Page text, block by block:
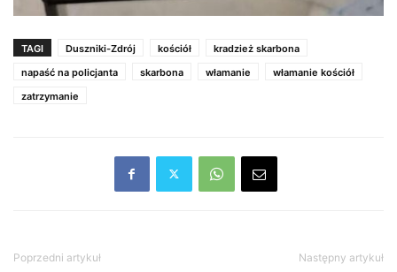
TAGI Duszniki-Zdrój kościół
kradzież skarbona
napaść na policjanta
skarbona włamanie
włamanie kościół
zatrzymanie
Poprzedni artykuł Następny artykuł